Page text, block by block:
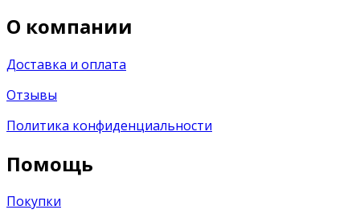
О компании
Доставка и оплата
Отзывы
Политика конфиденциальности
Помощь
Покупки